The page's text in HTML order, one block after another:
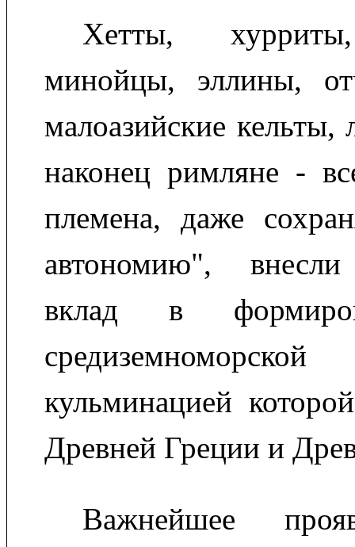
Хетты,
минойцы, эллины,
малоазийские кельты,
наконец римляне -
племена, даже
автономию",
вклад в
кульминацией
Древней Греции и
Важнейшее